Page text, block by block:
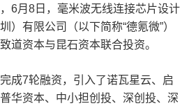
6月8日，毫米波无线连接芯片设计
）有限公司（以下简称“德氪微”）
道资本与昆石资本联合投资。
成7轮融资，引入了诺瓦星云、启
华资本、中小担创投、深创投、深